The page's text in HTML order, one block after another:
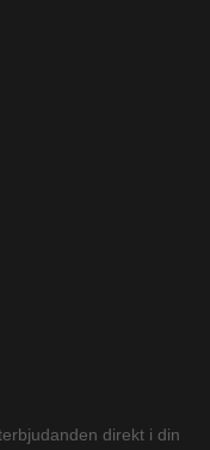
direkt i din